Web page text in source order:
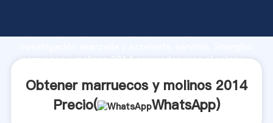
fuerte capacidad de producción, fuerza de
marruecos y molinos 2014 proveedor crea el valor y
Obtener marruecos y molinos 2014
Precio(
WhatsApp)